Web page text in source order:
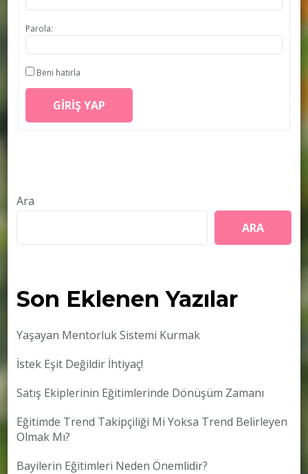
Parola:
Beni hatırla
GIRIŞ YAP
Ara
ARA
Son Eklenen Yazılar
Yaşayan Mentorluk Sistemi Kurmak
İstek Eşit Değildir İhtiyaç!
Satış Ekiplerinin Eğitimlerinde Dönüşüm Zamanı
Eğitimde Trend Takipçiliği Mi Yoksa Trend Belirleyen
Olmak Mı?
Bayilerin Eğitimleri Neden Önemlidir?